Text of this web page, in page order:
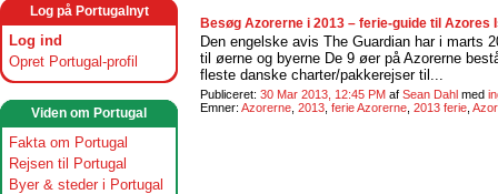
Log på Portugalnyt
Log ind
Opret Portugal-profil
Viden om Portugal
Fakta om Portugal
Rejsen til Portugal
Byer & steder i Portugal
Besøg Azorerne i 2013 – ferie-guide til Azores
Den engelske avis The Guardian har i marts
til øerne og byerne De 9 øer på Azorerne
fleste danske charter/pakkerejser til...
Publiceret: 30 Mar 2013, 12:45 PM af Sean Dahl med
Emner: Azorerne 2013 ferie Azorerne 2013 ferie